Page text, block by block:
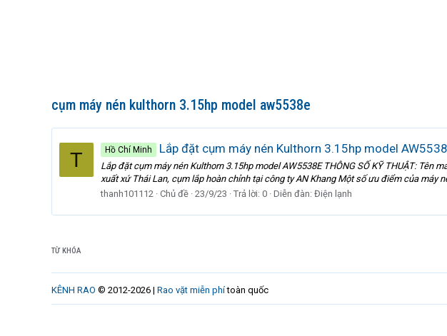
cụm máy nén kulthorn 3.15hp model aw5538e
T Hồ Chí Minh Lắp đặt cụm máy nén Kulthorn 3.15hp model
Lắp đặt cụm máy nén Kulthorn 3.15hp model AW5538E THÔNG SỐ KỸ THUẬT: Tên
xuất xứ Thái Lan, cụm lắp hoàn chỉnh tại công ty AN Khang Một số ưu điểm của máy
thanh101112
Chủ đề 23/9/23 Trả lời: 0 Diễn đàn: Điện lạnh
TỪ KHÓA
KÊNH RAO © 2012-2026 | Rao vặt miễn phítoàn quốc